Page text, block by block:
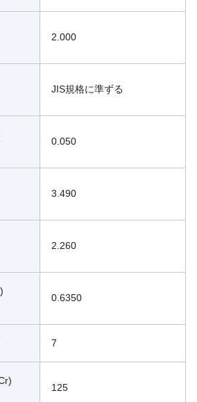
2.000
JIS規格に準ずる
0.050
3.490
2.260
0.6350
7
125